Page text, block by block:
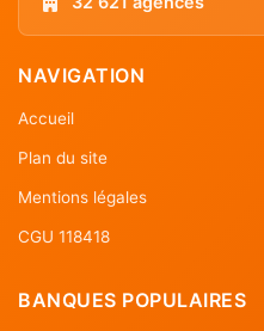
NAVIGATION
Accueil
Plan du site
Mentions légales
CGU 118418
BANQUES POPULAIRES